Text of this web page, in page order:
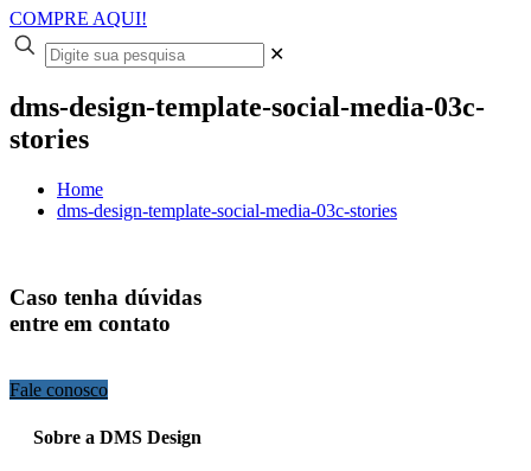
COMPRE AQUI!
✕
dms-design-template-social-media-03c-
stories
Home
dms-design-template-social-media-03c-stories
Caso tenha dúvidas
entre em contato
Fale conosco
Sobre a DMS Design